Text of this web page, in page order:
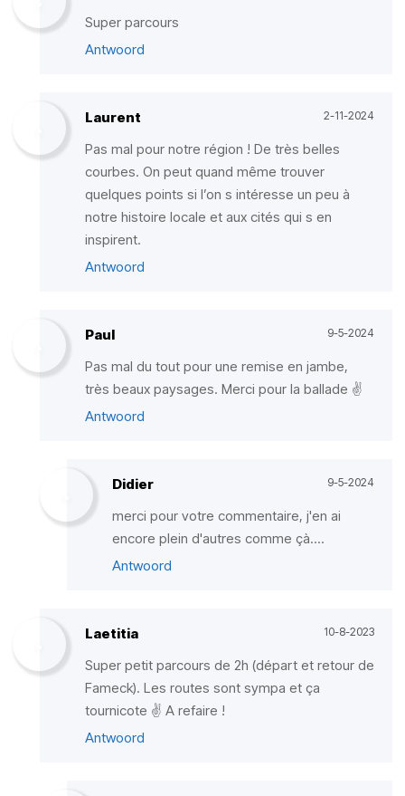
Super parcours
Antwoord
Laurent 2-11-2024
Pas mal pour notre région ! De très belles
courbes. On peut quand même trouver
quelques points si l’on s intéresse un peu à
notre histoire locale et aux cités qui s en
inspirent.
Antwoord
Paul 9-5-2024
Pas mal du tout pour une remise en jambe,
très beaux paysages. Merci pour la ballade ✌️
Antwoord
Didier 9-5-2024
merci pour votre commentaire, j'en ai
encore plein d'autres comme çà....
Antwoord
Laetitia 10-8-2023
Super petit parcours de 2h (départ et retour de
Fameck). Les routes sont sympa et ça
tournicote ✌️ A refaire !
Antwoord